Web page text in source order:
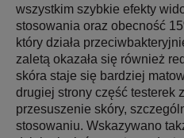
wszystkim szybkie efekty
stosowania oraz obecność
który działa
zaletą okazała się również
skóra staje się bardziej
drugiej strony część testerek
przesuszenie skóry,
stosowaniu. Wskazywano